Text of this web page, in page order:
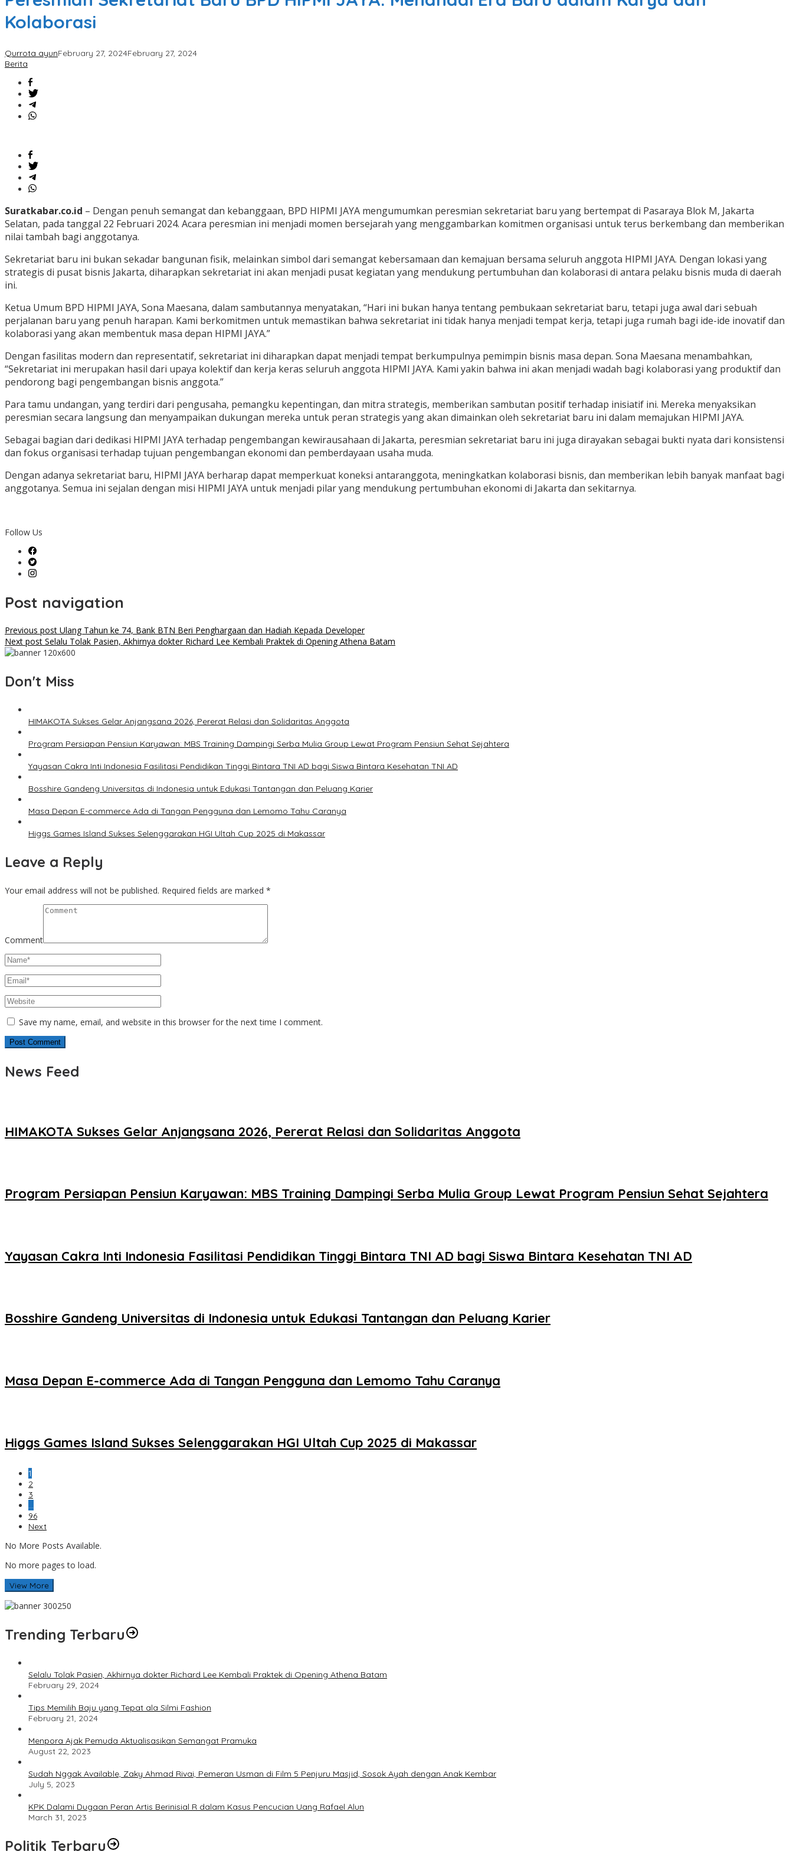
Kolaborasi
Qurrota ayunFebruary 27, 2024February 27, 2024
Berita
Suratkabar.co.id – Dengan penuh semangat dan kebanggaan, BPD HIPMI JAYA mengumumkan peresmian sekretariat baru yang bertempat di Pasaraya Blok M, Jakarta
Selatan, pada tanggal 22 Februari 2024. Acara peresmian ini menjadi momen bersejarah yang menggambarkan komitmen organisasi untuk terus berkembang dan memberikan
nilai tambah bagi anggotanya.
Sekretariat baru ini bukan sekadar bangunan fisik, melainkan simbol dari semangat kebersamaan dan kemajuan bersama seluruh anggota HIPMI JAYA. Dengan lokasi yang
strategis di pusat bisnis Jakarta, diharapkan sekretariat ini akan menjadi pusat kegiatan yang mendukung pertumbuhan dan kolaborasi di antara pelaku bisnis muda di daerah
ini.
Ketua Umum BPD HIPMI JAYA, Sona Maesana, dalam sambutannya menyatakan, “Hari ini bukan hanya tentang pembukaan sekretariat baru, tetapi juga awal dari sebuah
perjalanan baru yang penuh harapan. Kami berkomitmen untuk memastikan bahwa sekretariat ini tidak hanya menjadi tempat kerja, tetapi juga rumah bagi ide-ide inovatif dan
kolaborasi yang akan membentuk masa depan HIPMI JAYA.”
Dengan fasilitas modern dan representatif, sekretariat ini diharapkan dapat menjadi tempat berkumpulnya pemimpin bisnis masa depan. Sona Maesana menambahkan,
“Sekretariat ini merupakan hasil dari upaya kolektif dan kerja keras seluruh anggota HIPMI JAYA. Kami yakin bahwa ini akan menjadi wadah bagi kolaborasi yang produktif dan
pendorong bagi pengembangan bisnis anggota.”
Para tamu undangan, yang terdiri dari pengusaha, pemangku kepentingan, dan mitra strategis, memberikan sambutan positif terhadap inisiatif ini. Mereka menyaksikan
peresmian secara langsung dan menyampaikan dukungan mereka untuk peran strategis yang akan dimainkan oleh sekretariat baru ini dalam memajukan HIPMI JAYA.
Sebagai bagian dari dedikasi HIPMI JAYA terhadap pengembangan kewirausahaan di Jakarta, peresmian sekretariat baru ini juga dirayakan sebagai bukti nyata dari konsistensi
dan fokus organisasi terhadap tujuan pengembangan ekonomi dan pemberdayaan usaha muda.
Dengan adanya sekretariat baru, HIPMI JAYA berharap dapat memperkuat koneksi antaranggota, meningkatkan kolaborasi bisnis, dan memberikan lebih banyak manfaat bagi
anggotanya. Semua ini sejalan dengan misi HIPMI JAYA untuk menjadi pilar yang mendukung pertumbuhan ekonomi di Jakarta dan sekitarnya.
Follow Us
Post navigation
Previous post Ulang Tahun ke 74, Bank BTN Beri Penghargaan dan Hadiah Kepada Developer
Next post Selalu Tolak Pasien, Akhirnya dokter Richard Lee Kembali Praktek di Opening Athena Batam
Don't Miss
HIMAKOTA Sukses Gelar Anjangsana 2026, Pererat Relasi dan Solidaritas Anggota
Program Persiapan Pensiun Karyawan: MBS Training Dampingi Serba Mulia Group Lewat Program Pensiun Sehat Sejahtera
Yayasan Cakra Inti Indonesia Fasilitasi Pendidikan Tinggi Bintara TNI AD bagi Siswa Bintara Kesehatan TNI AD
Bosshire Gandeng Universitas di Indonesia untuk Edukasi Tantangan dan Peluang Karier
Masa Depan E-commerce Ada di Tangan Pengguna dan Lemomo Tahu Caranya
Higgs Games Island Sukses Selenggarakan HGI Ultah Cup 2025 di Makassar
Leave a Reply
Your email address will not be published. Required fields are marked *
Comment
Save my name, email, and website in this browser for the next time I comment.
News Feed
HIMAKOTA Sukses Gelar Anjangsana 2026, Pererat Relasi dan Solidaritas Anggota
Program Persiapan Pensiun Karyawan: MBS Training Dampingi Serba Mulia Group Lewat Program Pensiun Sehat Sejahtera
Yayasan Cakra Inti Indonesia Fasilitasi Pendidikan Tinggi Bintara TNI AD bagi Siswa Bintara Kesehatan TNI AD
Bosshire Gandeng Universitas di Indonesia untuk Edukasi Tantangan dan Peluang Karier
Masa Depan E-commerce Ada di Tangan Pengguna dan Lemomo Tahu Caranya
Higgs Games Island Sukses Selenggarakan HGI Ultah Cup 2025 di Makassar
1
2
3
…
96
Next
No More Posts Available.
No more pages to load.
View More
Trending Terbaru
Selalu Tolak Pasien, Akhirnya dokter Richard Lee Kembali Praktek di Opening Athena Batam
February 29, 2024
Tips Memilih Baju yang Tepat ala Silmi Fashion
February 21, 2024
Menpora Ajak Pemuda Aktualisasikan Semangat Pramuka
August 22, 2023
Sudah Nggak Available, Zaky Ahmad Rivai, Pemeran Usman di Film 5 Penjuru Masjid, Sosok Ayah dengan Anak Kembar
July 5, 2023
KPK Dalami Dugaan Peran Artis Berinisial R dalam Kasus Pencucian Uang Rafael Alun
March 31, 2023
Politik Terbaru